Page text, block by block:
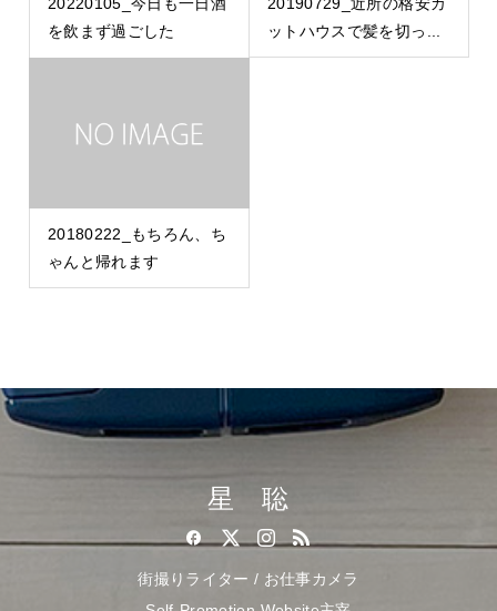
を飲まず過ごした
ットハウスで髪を切っ...
20180222_もちろん、ち
ゃんと帰れます
星 聡
街撮りライター / お仕事カメラ